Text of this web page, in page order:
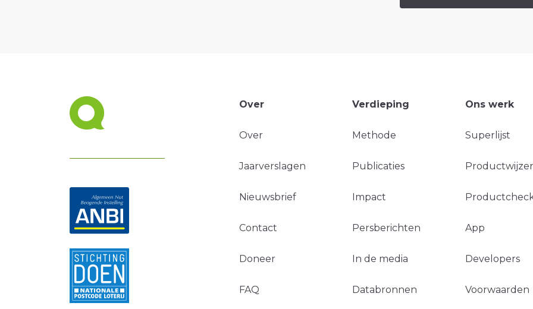
Over
Over
Jaarverslagen
Nieuwsbrief
Contact
Doneer
FAQ
Verdieping
Methode
Publicaties
Impact
Persberichten
In de media
Databronnen
Ons werk
Superlijst
App
Developers
Voorwaarden